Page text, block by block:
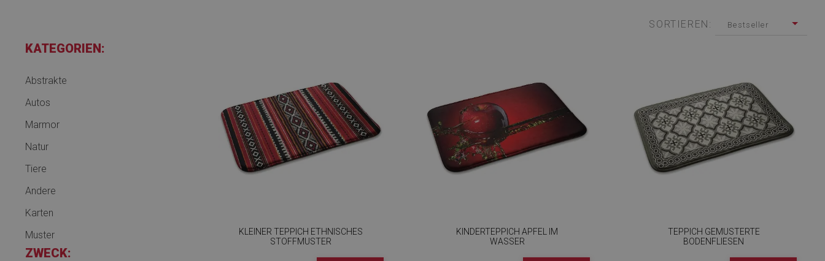
SORTIEREN: Bestseller
KATEGORIEN:
Abstrakte
Autos
Marmor
Natur
Tiere
Andere
Karten
Muster
ZWECK:
KLEINER TEPPICH ETHNISCHES
STOFFMUSTER
KINDERTEPPICH APFEL IM
WASSER
TEPPICH GEMUSTERTE
BODENFLIESEN